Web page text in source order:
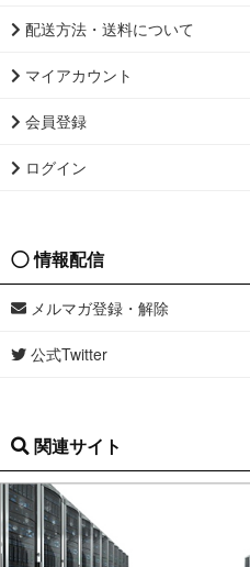
配送方法・送料について
マイアカウント
会員登録
ログイン
情報配信
メルマガ登録・解除
公式Twitter
関連サイト